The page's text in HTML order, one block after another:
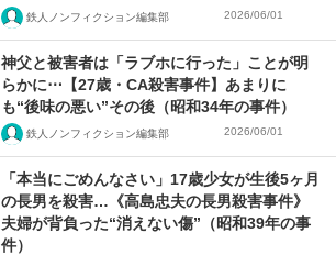
鉄人ノンフィクション編集部 2026/06/01
神父と被害者は「ラブホに行った」ことが明
らかに⋯【27歳・CA殺害事件】あまりに
も“後味の悪い”その後（昭和34年の事件）
鉄人ノンフィクション編集部 2026/06/01
「本当にごめんなさい」17歳少女が生後5ヶ月
の長男を殺害…《高島忠夫の長男殺害事件》
夫婦が背負った“消えない傷”（昭和39年の事
件）